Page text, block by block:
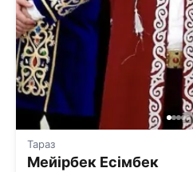
Тараз
Мейiрбек Есімбек